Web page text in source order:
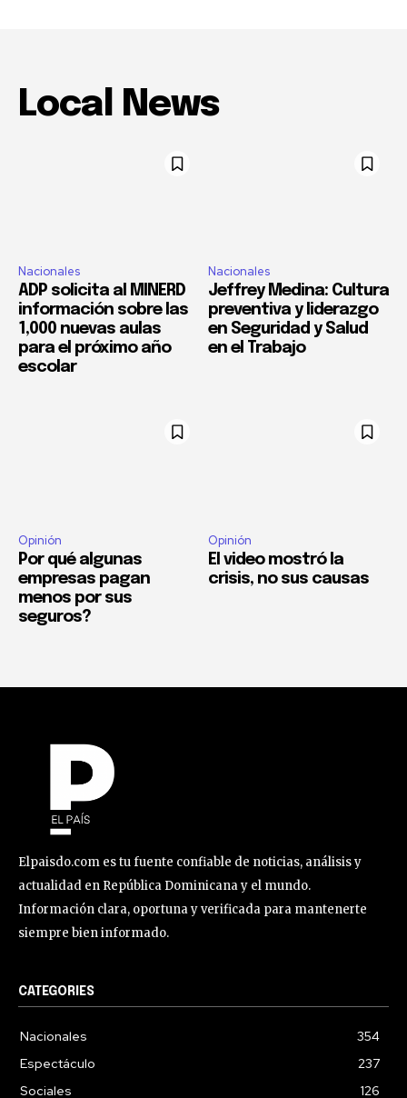
Local News
Nacionales
ADP solicita al MINERD
información sobre las
1,000 nuevas aulas
para el próximo año
escolar
Nacionales
Jeffrey Medina: Cultura
preventiva y liderazgo
en Seguridad y Salud
en el Trabajo
Opinión
Por qué algunas
empresas pagan
menos por sus
seguros?
Opinión
El video mostró la
crisis, no sus causas
Elpaisdo.com es tu fuente confiable de noticias, análisis y
actualidad en República Dominicana y el mundo.
Información clara, oportuna y verificada para mantenerte
siempre bien informado.
CATEGORIES
Nacionales
354
Espectáculo
237
Sociales
126